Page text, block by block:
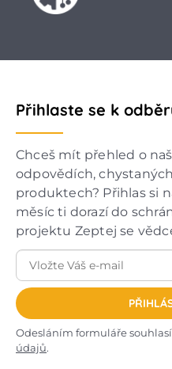
Přihlaste se k
Chceš mít přehled o
odpovědích,
produktech? Přihlas si
měsíc ti dorazí do
projektu Zeptej se
Odesláním formuláře
údajů.